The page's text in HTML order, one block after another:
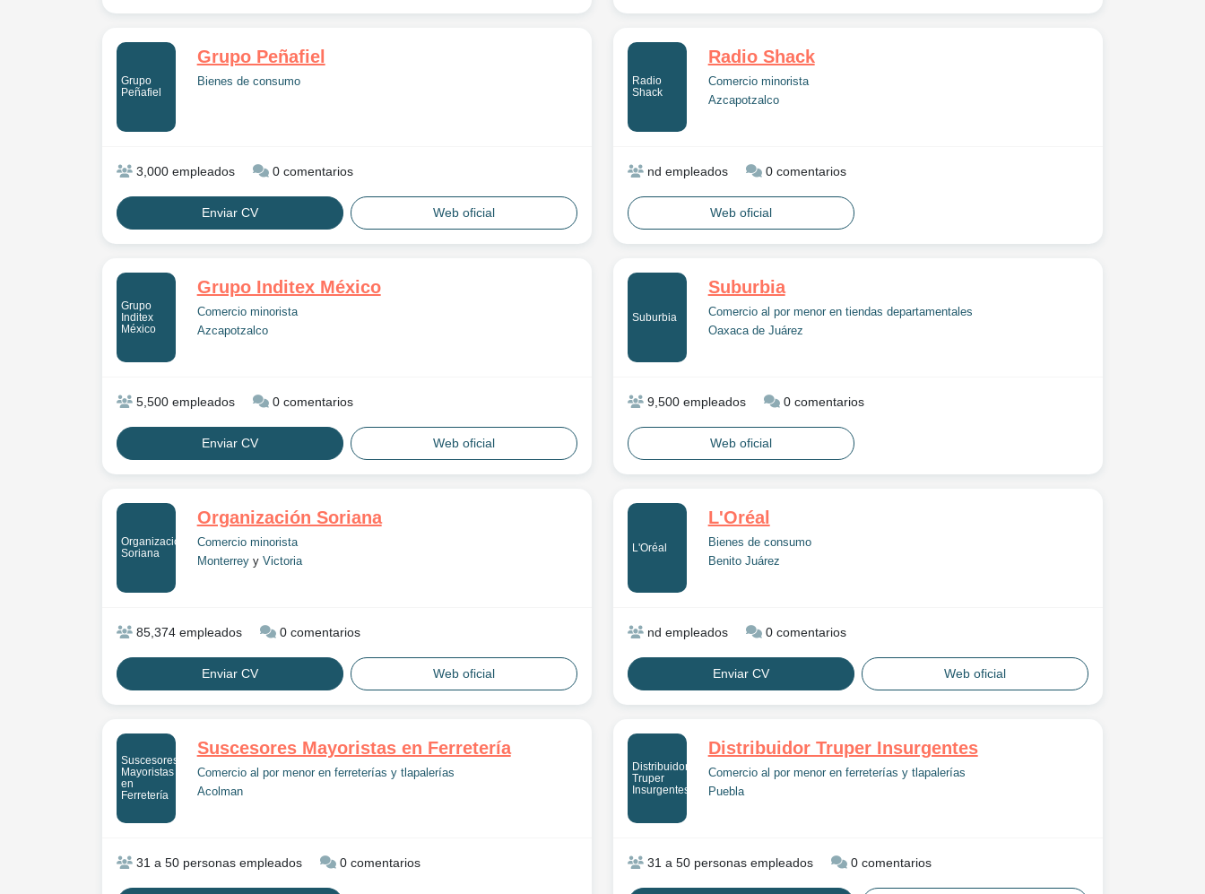
Grupo
Peñafiel
Grupo Peñafiel
Bienes de consumo
3,000 empleados 0 comentarios
Enviar CV Web oficial
Radio
Shack
Radio Shack
Comercio minorista
Azcapotzalco
nd empleados 0 comentarios
Web oficial
Grupo
Inditex
México
Grupo Inditex México
Comercio minorista
Azcapotzalco
5,500 empleados 0 comentarios
Enviar CV Web oficial
Suburbia
Suburbia
Comercio al por menor en tiendas departamentales
Oaxaca de Juárez
9,500 empleados 0 comentarios
Web oficial
Organización
Soriana
Organización Soriana
Comercio minorista
Monterreyy Victoria
85,374 empleados 0 comentarios
Enviar CV Web oficial
L'Oréal
L'Oréal
Bienes de consumo
Benito Juárez
nd empleados 0 comentarios
Enviar CV Web oficial
Suscesores
Mayoristas
en
Ferretería
Suscesores Mayoristas en Ferretería
Comercio al por menor en ferreterías y tlapalerías
Acolman
31 a 50 personas empleados 0 comentarios
Distribuidor
Truper
Insurgentes
Distribuidor Truper Insurgentes
Comercio al por menor en ferreterías y tlapalerías
Puebla
31 a 50 personas empleados 0 comentarios